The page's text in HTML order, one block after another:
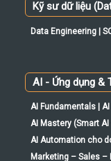
Kỹ sư dữ liệu
Data Engineering |
AI - Ứng dụng &
AI Fundamentals |
AI Mastery (Smart
AI Automation cho
Marketing – Sales –